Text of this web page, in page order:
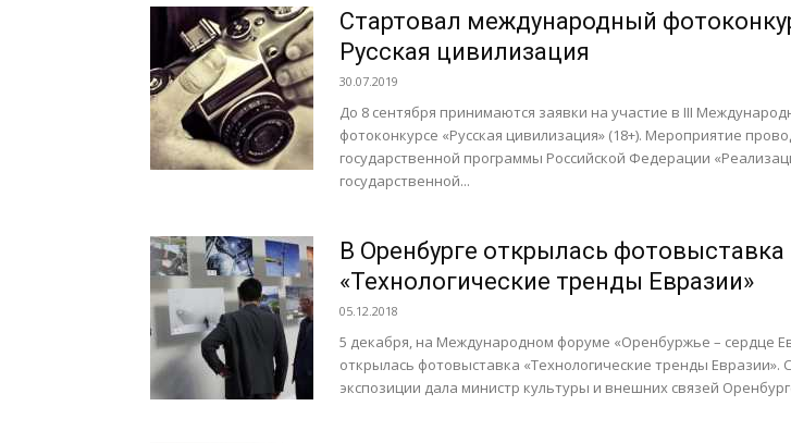
Стартовал международный
Русская цивилизация
30.07.2019
До 8 сентября принимаются заявки на участие в III
фотоконкурсе «Русская цивилизация» (18+). Мероприятие
государственной программы Российской Федерации
государственной...
В Оренбурге открылась фотовыставка
«Технологические тренды Евразии»
05.12.2018
5 декабря, на Международном форуме «Оренбуржье – сердце
открылась фотовыставка «Технологические тренды Евразии».
экспозиции дала министр культуры и внешних связей